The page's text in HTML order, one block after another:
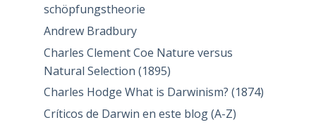
schöpfungstheorie
Andrew Bradbury
Charles Clement Coe Nature versus
Natural Selection (1895)
Charles Hodge What is Darwinism? (1874)
Críticos de Darwin en este blog (A-Z)